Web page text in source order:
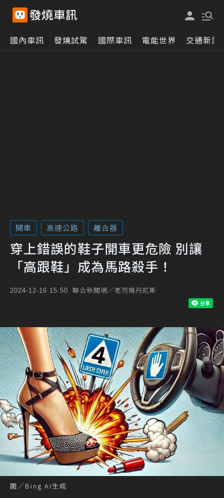
國內車訊 發燒試駕 國際車訊 電能世界 交通新訊
開車 高速公路 離合器
穿上錯誤的鞋子開車更危險 別讓
「高跟鞋」成為馬路殺手！
2024-12-16 15:50 聯合新聞網／老司機丹尼斯
圖／Bing AI生成